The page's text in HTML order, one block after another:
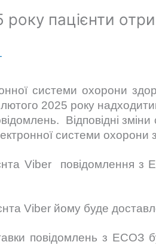
пацієнти
системи охорони
2025 року
Відповідні
системи охорони
Viber повідомлення
Viber йому буде
повідомлень з ЕСОЗ